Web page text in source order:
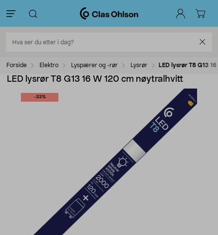
Forside Elektro Lyspærer og -rør Lysrør LED lysrør T8 G13
LED lysrør T8 G13 16 W 120 cm nøytralhvitt
-33%